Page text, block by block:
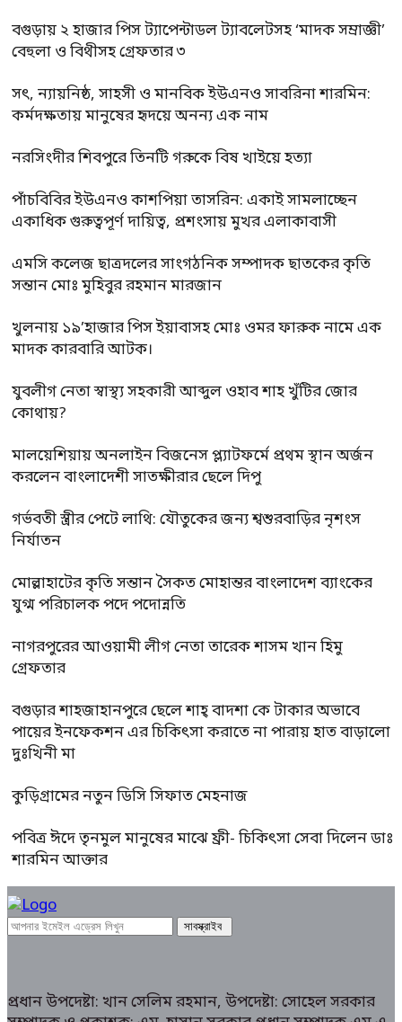
বগুড়ায় ২ হাজার পিস ট্যাপেন্টাডল ট্যাবলেটসহ ‘মাদক সম্রাজ্ঞী’
বেহুলা ও বিথীসহ গ্রেফতার ৩
সৎ, ন্যায়নিষ্ঠ, সাহসী ও মানবিক ইউএনও সাবরিনা শারমিন:
কর্মদক্ষতায় মানুষের হৃদয়ে অনন্য এক নাম
নরসিংদীর শিবপুরে তিনটি গরুকে বিষ খাইয়ে হত্যা
পাঁচবিবির ইউএনও কাশপিয়া তাসরিন: একাই সামলাচ্ছেন
একাধিক গুরুত্বপূর্ণ দায়িত্ব, প্রশংসায় মুখর এলাকাবাসী
এমসি কলেজ ছাত্রদলের সাংগঠনিক সম্পাদক ছাতকের কৃতি
সন্তান মোঃ মুহিবুর রহমান মারজান
খুলনায় ১৯’হাজার পিস ইয়াবাসহ মোঃ ওমর ফারুক নামে এক
মাদক কারবারি আটক।
যুবলীগ নেতা স্বাস্থ্য সহকারী আব্দুল ওহাব শাহ খুঁটির জোর
কোথায়?
মালয়েশিয়ায় অনলাইন বিজনেস প্ল্যাটফর্মে প্রথম স্থান অর্জন
করলেন বাংলাদেশী সাতক্ষীরার ছেলে দিপু
গর্ভবতী স্ত্রীর পেটে লাথি: যৌতুকের জন্য শ্বশুরবাড়ির নৃশংস
নির্যাতন
মোল্লাহাটের কৃতি সন্তান সৈকত মোহান্তর বাংলাদেশ ব্যাংকের
যুগ্ম পরিচালক পদে পদোন্নতি
নাগরপুরের আওয়ামী লীগ নেতা তারেক শাসম খান হিমু
গ্রেফতার
বগুড়ার শাহজাহানপুরে ছেলে শাহ্ বাদশা কে টাকার অভাবে
পায়ের ইনফেকশন এর চিকিৎসা করাতে না পারায় হাত বাড়ালো
দুঃখিনী মা
কুড়িগ্রামের নতুন ডিসি সিফাত মেহনাজ
পবিত্র ঈদে তৃনমুল মানুষের মাঝে ফ্রী- চিকিৎসা সেবা দিলেন ডাঃ
শারমিন আক্তার
প্রধান উপদেষ্টা: খান সেলিম রহমান, উপদেষ্টা: সোহেল সরকার